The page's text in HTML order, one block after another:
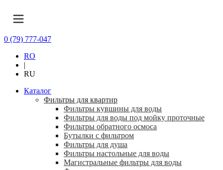
0 (79) 777-047
RO
|
RU
Каталог
Фильтры для квартир
Фильтры кувшины для воды
Фильтры для воды под мойку проточные
Фильтры обратного осмоса
Бутылки с фильтром
Фильтры для душа
Фильтры настольные для воды
Магистральные фильтры для воды